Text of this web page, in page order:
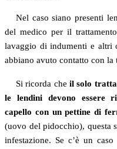
Nel caso siano presenti
del medico per il
lavaggio di indumenti e altri
abbiano avuto contatto con la
Si ricorda che il solo
le lendini devono essere
capello con un pettine di
(uovo del pidocchio), questa
infestazione. Se c’è un